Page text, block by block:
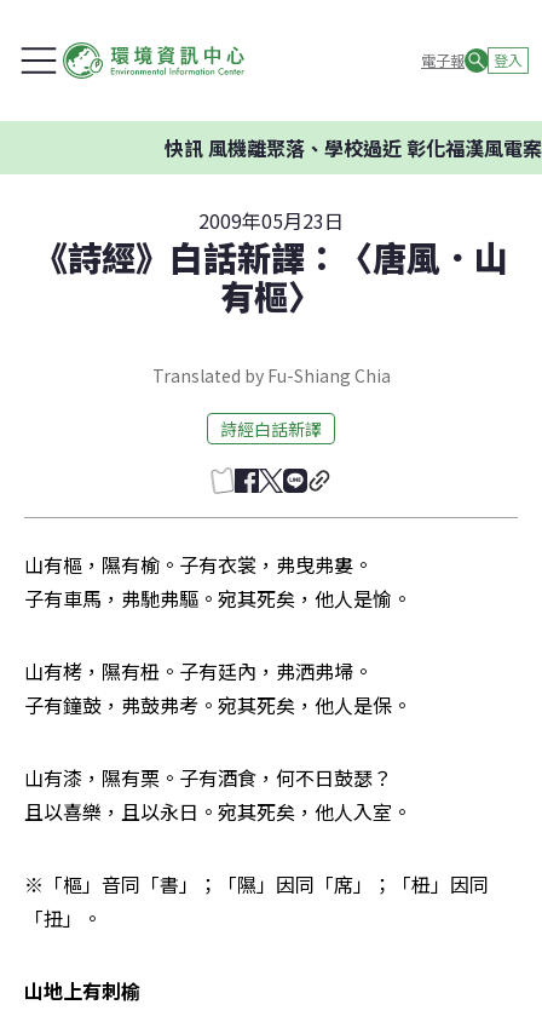
電子報 登入
快訊風機離聚落、學校過近 彰化福漢風電案
2009年05月23日
《詩經》白話新譯：〈唐風．山
有樞〉
Translated by Fu-Shiang Chia
詩經白話新譯
山有樞，隰有榆。子有衣裳，弗曳弗婁。
子有車馬，弗馳弗驅。宛其死矣，他人是愉。
山有栲，隰有杻。子有廷內，弗洒弗埽。
子有鐘鼓，弗鼓弗考。宛其死矣，他人是保。
山有漆，隰有栗。子有酒食，何不日鼓瑟？
且以喜樂，且以永日。宛其死矣，他人入室。
※「樞」音同「書」；「隰」因同「席」；「杻」因同
「扭」。
山地上有刺榆